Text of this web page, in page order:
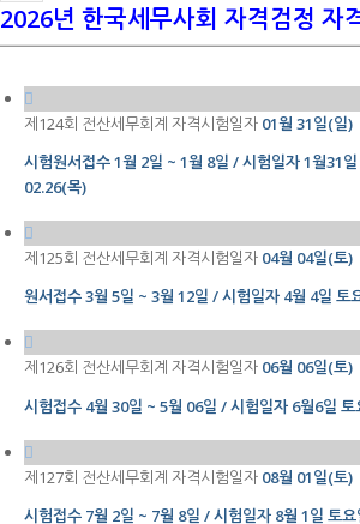
2026년 한국세무사회 자격검정 자
제124회 전산세무회계 자격시험일자 01월 31일(일)
시험원서접수1월 2일 ~ 1월 8일 / 시험일자 1월31
02.26(목)
제125회 전산세무회계 자격시험일자 04월 04일(토)
원서접수 3월 5일 ~ 3월 12일 / 시험일자 4월 4일 토
제126회 전산세무회계 자격시험일자 06월 06일(토)
시험접수 4월 30일 ~ 5월 06일 / 시험일자 6월6일
제127회 전산세무회계 자격시험일자 08월 01일(토)
시험접수 7월 2일 ~ 7월 8일 / 시험일자 8월 1일 토